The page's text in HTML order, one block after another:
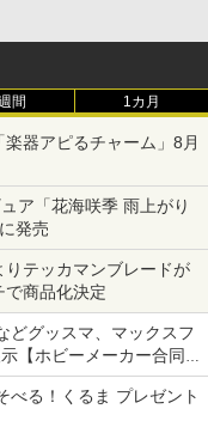
間 1カ月
器アピるチャーム」8月
ア「花海咲季 雨上がり
発売
りテッカマンブレードが
で商品化決定
どグッスマ、マックスフ
【ホビーメーカー合同展
べる！くるま プレゼント